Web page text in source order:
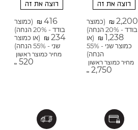
רוצה את זה
₪ 2,200
(כמוצר
בודד - 20% הנחה)
₪ 1,238
(או
כמוצר שני - 55%
הנחה)
מחיר כמוצר ראשון
₪ 2,750
רוצה את זה
₪ 416
(כמוצר
בודד - 20% הנחה)
₪ 234
(או כמוצר
שני - 55% הנחה)
מחיר כמוצר ראשון
₪ 520